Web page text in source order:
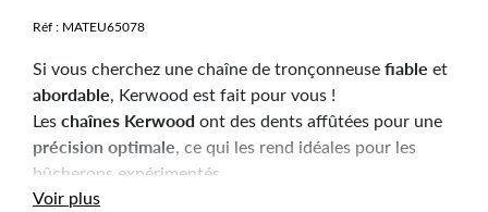
Réf : MATEU65078
Si vous cherchez une chaîne de tronçonneusefiable et
abordable, Kerwood est fait pour vous !
Leschaînes Kerwoodont des dents affûtées pour une
précision optimale, ce qui les rend idéales pour les
bûcherons expérimentés.
Durabilité
Voir plus